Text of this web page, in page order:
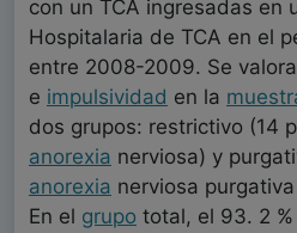
con un TCA ingresadas en
Hospitalaria de TCA en el
entre 2008-2009. Se
e impulsividad en la
dos grupos: restrictivo (14
anorexia nerviosa) y
anorexia nerviosa
En el grupo total, el 93. 2